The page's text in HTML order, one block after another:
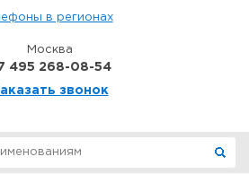
в регионах
Москва
495 268-08-54
звонок